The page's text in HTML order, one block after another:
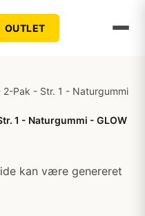
OUTLET
2-Pak - Str. 1 - Naturgummi
1 - Naturgummi - GLOW
kan være genereret